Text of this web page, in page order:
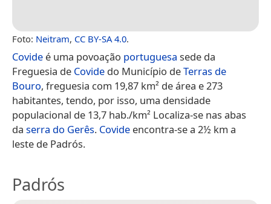
Foto: Neitram, CC BY-SA 4.0.
Covide é uma povoação portuguesa sede da
Freguesia de Covide do Município deTerras de
Bouro, freguesia com 19,87 km² de área e 273
habitantes, tendo, por isso, uma densidade
populacional de 13,7 hab./km² Localiza-se nas abas
da serra do Gerês. Covide encontra-se a 2½ km a
leste de Padrós.
Padrós